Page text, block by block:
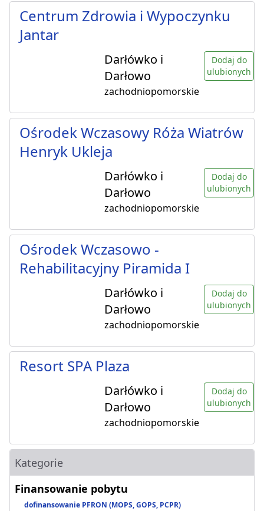
Centrum Zdrowia i Wypoczynku
Jantar
Darłówko i
Darłowo
zachodniopomorskie
Dodaj do
ulubionych
Ośrodek Wczasowy Róża Wiatrów
Henryk Ukleja
Darłówko i
Darłowo
zachodniopomorskie
Dodaj do
ulubionych
Ośrodek Wczasowo -
Rehabilitacyjny Piramida I
Darłówko i
Darłowo
zachodniopomorskie
Dodaj do
ulubionych
Resort SPA Plaza
Darłówko i
Darłowo
zachodniopomorskie
Dodaj do
ulubionych
Kategorie
Finansowanie pobytu
dofinansowanie PFRON (MOPS, GOPS, PCPR)